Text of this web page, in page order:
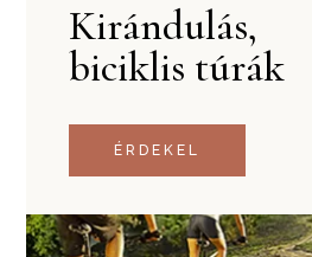
Kirándulás,
biciklis túrák
ÉRDEKEL